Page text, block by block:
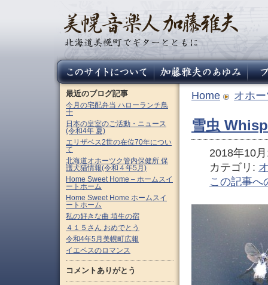
Home オホ
雪虫
2018年10
カテゴリ:
この記事へ
最近のブログ記事
今月の宅配弁当 ハローランチ鳥
十
日本の皇室のご活動・ニュース
(令和4年 夏)
エリザベス2世の在位70年につい
て
北海道オホーツク管内保健所 保
護犬猫情報(令和４年5月)
Home Sweet Home – ホームスイ
ートホーム
Home Sweet Home ホームスイ
ートホーム
私の好きな曲 埴生の宿
４１５さん おめでとう
令和4年5月美幌町広報
イエペスのロマンス
コメントありがとう